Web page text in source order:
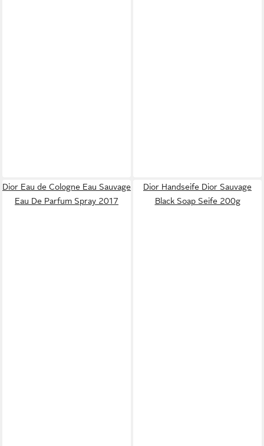
Dior Eau de Cologne Eau Sauvage
Eau De Parfum Spray 2017
Dior Handseife Dior Sauvage
Black Soap Seife 200g